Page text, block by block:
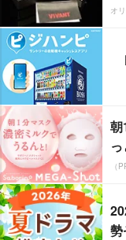
オ
（
勢